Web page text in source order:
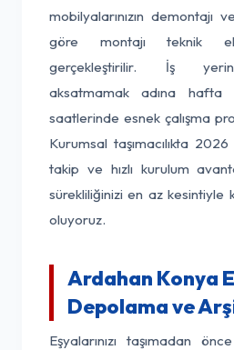
mobilyalarınızın demontajı
göre montajı teknik
gerçekleştirilir. İş
aksatmamak adına
saatlerinde esnek çalışma
Kurumsal taşımacılıkta
takip ve hızlı kurulum
sürekliliğinizi en az kesintiyle
oluyoruz.
Ardahan Konya
Depolama ve
Eşyalarınızı taşımadan